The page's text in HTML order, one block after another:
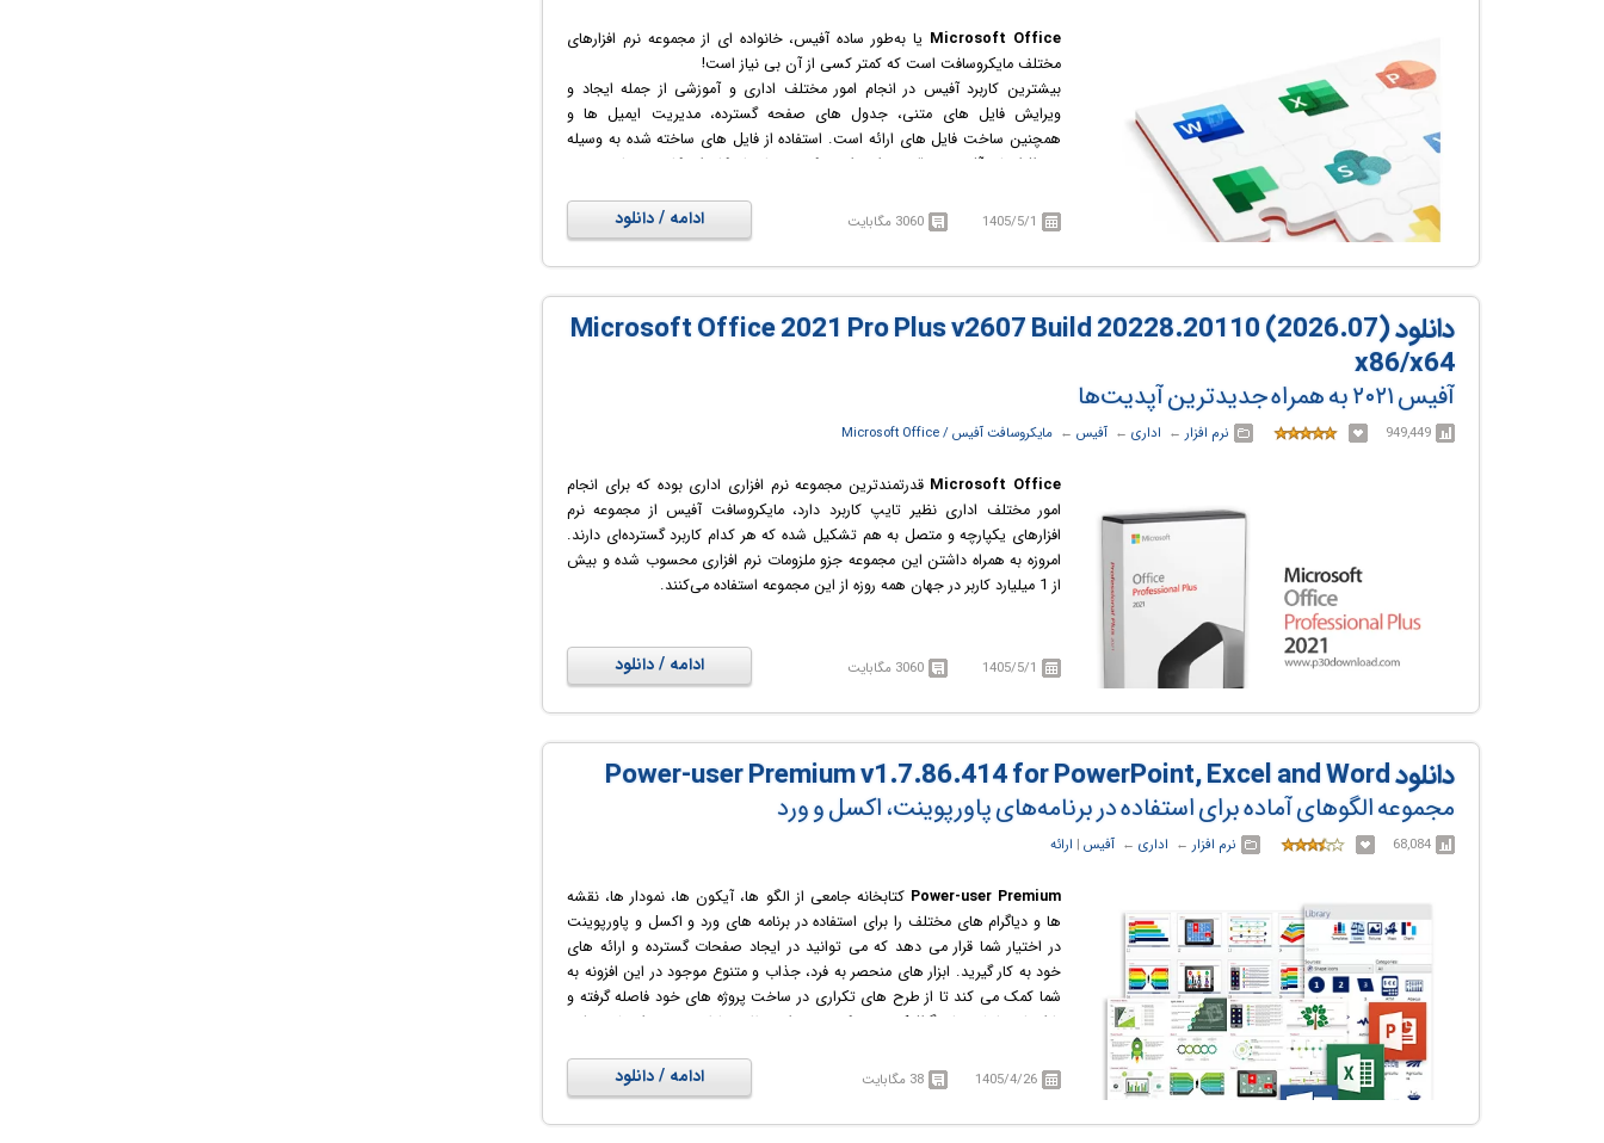
Microsoft Office یا به‌طور ساده آفیس، خانواده ای از مجموعه نرم افزارهای
مختلف مایکروسافت است که کمتر کسی از آن بی نیاز است!
بیشترین کاربرد آفیس در انجام امور مختلف اداری و آموزشی از جمله ایجاد و
ویرایش فایل های متنی، جدول های صفحه گسترده، مدیریت ایمیل ها و
همچنین ساخت فایل های ارائه است. استفاده از فایل های ساخته شده به وسیله
نرم افزارهای آفیس به قدری رایج است که تقریبا تمام کاربران کامپیوتر بایستی به
آفیس در نسخه های مختلف و برای اجرا در محیط های محاسباتی مختلف از جمله
دسکتاپ (ویندوز و مک)، اپلیکیشن های دستگاه های همراه (Android و iOS) و
همچنین وب (اجرا در مرورگر وب) ارائه می شود.
مایکروسافت رسماً اعلام کرد که نسخه نهایی Office 2024 برای کاربران ویندوز و
مک در دسترس است. آفیس ۲۰۲۴ شامل نسخه های به روز شده برنامه های این
1405/5/1 3060 مگابایت ادامه / دانلود
دانلود Microsoft Office 2021 Pro Plus v2607 Build 20228.20110 (2026.07)
x86/x64
آفیس ۲۰۲۱ به همراه جدیدترین آپدیت‌ها
949,449 نرم افزار ← ‏ اداری ← ‏ آفیس ← ‏ مایکروسافت آفیس / Microsoft Office
Microsoft Office قدرتمندترین مجموعه نرم افزاری اداری بوده که برای انجام
امور مختلف اداری نظیر تایپ کاربرد دارد، مایکروسافت آفیس از مجموعه نرم
افزارهای یکپارچه و متصل به هم تشکیل شده که هر کدام کاربرد گسترده‌ای دارند.
امروزه به همراه داشتن این مجموعه جزو ملزومات نرم افزاری محسوب شده و بیش
از 1 میلیارد کاربر در جهان همه روزه از این مجموعه استفاده می‌کنند.
نسخه هم همانند نسخه پیشین خود یعنی
Office 2019یک نسخه آفلاین و
یکباره از مجموعه Microsoft 365 است و مخاطب هدف آن سازمان‌ها و
شرکت‌هایی است که نیاز به یک نسخه پایدار و قابل اعتماد در دراز مدت دارند، به
همین دلیل بعضاً از آن به عنوان Office LTSC 2021 یاد می‌شود. این مجموعه پر
طرفدار فقط بر روی
Windows 10 version 1809 و بالاتر، Windows 11
Windows Server 2019یا جدیدتر نصب می‌شود.
1405/5/1 3060 مگابایت ادامه / دانلود
دانلود Power-user Premium v1.7.86.414 for PowerPoint, Excel and Word
مجموعه الگوهای آماده برای استفاده در برنامه‌های پاورپوینت، اکسل و ورد
68,084 نرم افزار ← ‏ اداری ← ‏ آفیس ‏| ارائه
Power-user Premium کتابخانه جامعی از الگو ها، آیکون ها، نمودار ها، نقشه
ها و دیاگرام های مختلف را برای استفاده در برنامه های ورد و اکسل و پاورپوینت
در اختیار شما قرار می دهد که می توانید در ایجاد صفحات گسترده و ارائه های
خود به کار گیرید. ابزار های منحصر به فرد، جذاب و متنوع موجود در این افزونه به
شما کمک می کند تا از طرح های تکراری در ساخت پروژه های خود فاصله گرفته و
با ایجاد نمایش های گرافیکی خیره کننده، بتوانید نظر مخاطبین خود را بیشتر جلب
1405/4/26 38 مگابایت ادامه / دانلود